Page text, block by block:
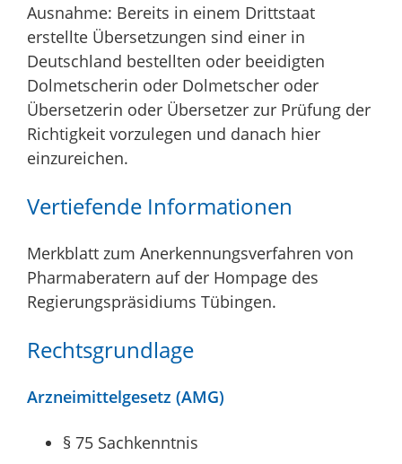
Ausnahme: Bereits in einem Drittstaat
erstellte Übersetzungen sind einer in
Deutschland bestellten oder beeidigten
Dolmetscherin oder Dolmetscher oder
Übersetzerin oder Übersetzer zur Prüfung der
Richtigkeit vorzulegen und danach hier
einzureichen.
Vertiefende Informationen
Merkblatt zum Anerkennungsverfahren von
Pharmaberatern auf der Hompage des
Regierungspräsidiums Tübingen.
Rechtsgrundlage
Arzneimittelgesetz (AMG)
§ 75 Sachkenntnis